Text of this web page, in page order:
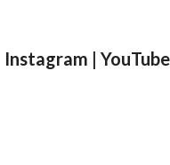
Instagram | YouTube